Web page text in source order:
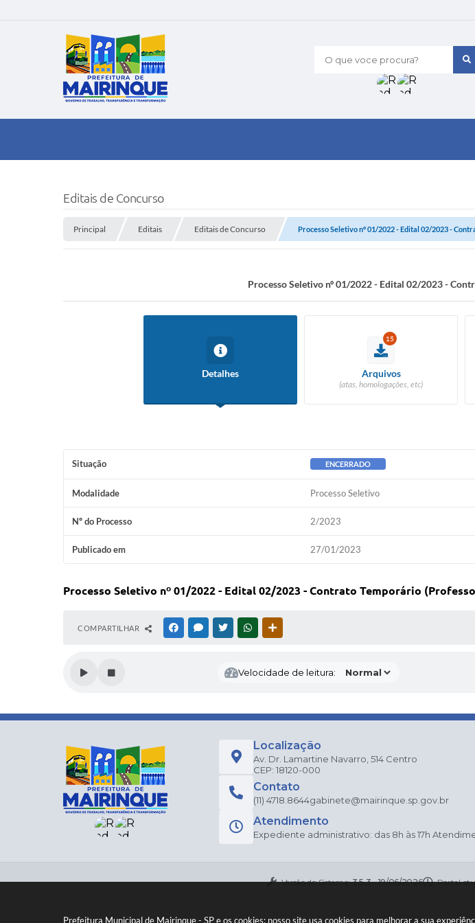
Prefeitura Municipal de Mairinque - SP e os cookies: nosso site usa cookies para melhorar a sua
O que voce procura?
Editais de Concurso
Principal Editais Editais de Concurso Processo Seletivo nº 01/2022 - Edital 02/2023 -
Processo Seletivo nº 01/2022 - Edital 02/2023 -
Detalhes
15
Arquivos
(atas, homologações, etc)
Situação ENCERRADO
Modalidade Processo Seletivo
Nº do Processo 2/2023
Publicado em 27/01/2023
Processo Seletivo nº 01/2022 - Edital 02/2023 - Contrato Temporário
COMPARTILHAR FACEBOOKMESSENGER
TWITTERWHATSAPP
Velocidade de leitura:
Localização
Av. Dr. Lamartine Navarro, 514 Centro
CEP: 18120-000
Contato
(11) 4718.8644gabinete@mairinque.sp.gov.br
Atendimento
Expediente administrativo: das 8h às 17h
Versão do Sistema:3.5.3 - 19/06/2026 Portal